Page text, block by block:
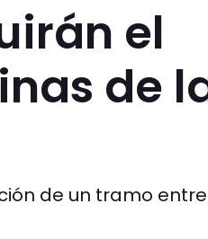
el
de
de un tramo